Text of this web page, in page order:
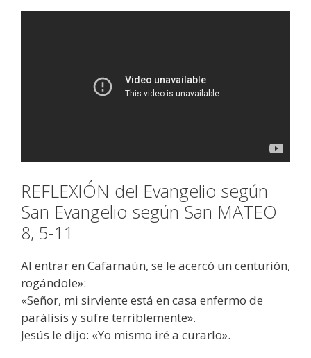
REFLEXIÓN del Evangelio según
San Evangelio según San MATEO
8, 5-11
Al entrar en Cafarnaún, se le acercó un centurión,
rogándole»:
«Señor, mi sirviente está en casa enfermo de
parálisis y sufre terriblemente».
Jesús le dijo: «Yo mismo iré a curarlo».